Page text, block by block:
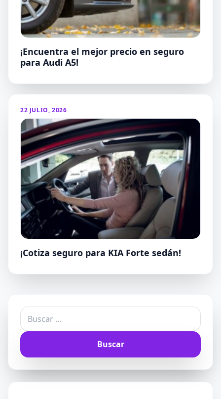
¡Encuentra el mejor precio en seguro
para Audi A5!
22 JULIO, 2026
¡Cotiza seguro para KIA Forte sedán!
Buscar: